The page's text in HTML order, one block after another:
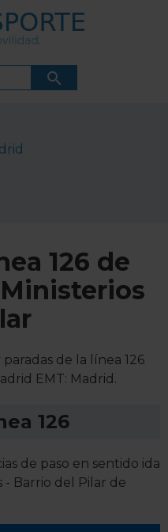
126 de
de la línea 126
EMT: Madrid.
126
de paso en sentido ida
- Barrio del Pilar de